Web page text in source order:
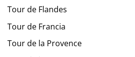
Tour de Flandes
Tour de Francia
Tour de la Provence